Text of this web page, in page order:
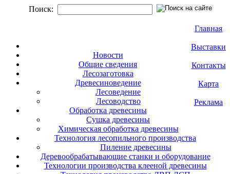
Поиск:
Главная
Выставки
Контакты
Карта
Реклама
Новости
Общие сведения
Лесозаготовка
Древесиноведение
Лесоведение
Лесоводство
Обработка древесины
Сушка древесины
Химическая обработка древесины
Технология лесопильного производства
Пиление древесины
Деревообрабатывающие станки и оборудование
Технологии производства клееной древесины